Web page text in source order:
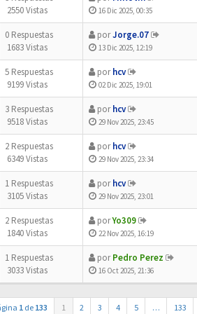
2550 Vistas
16 Dic 2025, 00:35
0 Respuestas
1683 Vistas
porJorge.07
13 Dic 2025, 12:19
5 Respuestas
9199 Vistas
porhcv
02 Dic 2025, 19:01
3 Respuestas
9518 Vistas
porhcv
29 Nov 2025, 23:45
2 Respuestas
6349 Vistas
porhcv
29 Nov 2025, 23:34
1 Respuestas
3105 Vistas
porhcv
29 Nov 2025, 23:01
2 Respuestas
1840 Vistas
porYo309
22 Nov 2025, 16:19
1 Respuestas
3033 Vistas
porPedro Perez
16 Oct 2025, 21:36
1 de 133 1 2 3 4 5 … 133